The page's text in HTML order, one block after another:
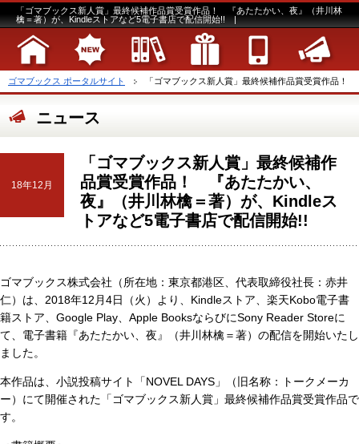
「ゴマブックス新人賞」最終候補作品賞受賞作品！ 『あたたかい、夜』（井川林
檎＝著）が、Kindleストアなど5電子書店で配信開始!! |
ゴマブックス ポータルサイト 「ゴマブックス新人賞」最終候補作品賞受賞作品！
ニュース
18年12月
「ゴマブックス新人賞」最終候補作
品賞受賞作品！ 『あたたかい、
夜』（井川林檎＝著）が、Kindleス
トアなど5電子書店で配信開始!!
ゴマブックス株式会社（所在地：東京都港区、代表取締役社長：赤井
仁）は、2018年12月4日（火）より、Kindleストア、楽天Kobo電子書
籍ストア、Google Play、Apple BooksならびにSony Reader Storeに
て、電子書籍『あたたかい、夜』（井川林檎＝著）の配信を開始いたし
ました。
本作品は、小説投稿サイト「NOVEL DAYS」（旧名称：トークメーカ
ー）にて開催された「ゴマブックス新人賞」最終候補作品賞受賞作品で
す。